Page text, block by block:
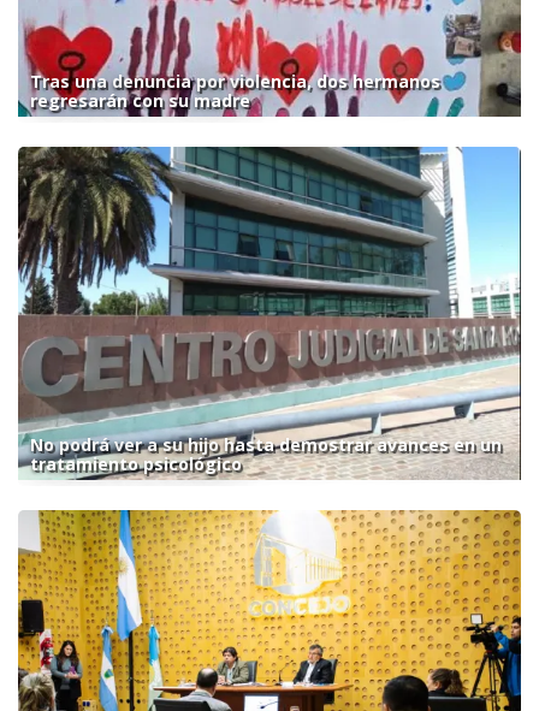
Tras una denuncia por violencia, dos hermanos
regresarán con su madre
No podrá ver a su hijo hasta demostrar avances en un
tratamiento psicológico